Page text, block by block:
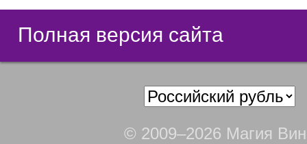
Полная версия сайта
© 2009–2026 Магия